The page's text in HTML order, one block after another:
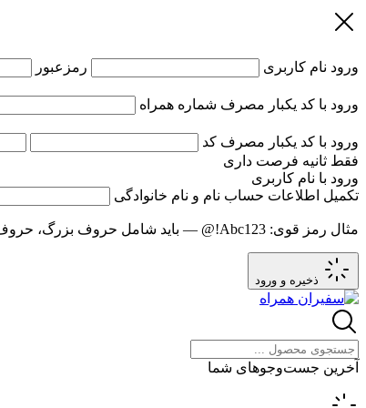
ورود نام کاربری رمزعبور
ورود با کد یکبار مصرف شماره همراه
ورود با کد یکبار مصرف کد
فقط ثانیه فرصت داری
ورود با نام کاربری
تکمیل اطلاعات حساب نام و نام خانوادگی
مثال رمز قوی: Abc123!@ — باید شامل حروف بزرگ، حروف کوچک و عدد
ذخیره و ورود
آخرین جست‌وجوهای شما